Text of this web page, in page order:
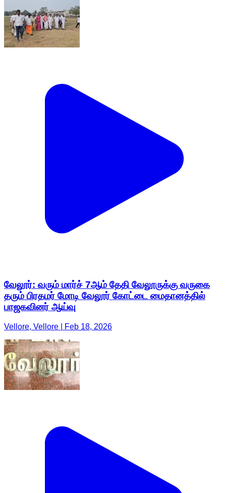
வேலூர்: வரும் மார்ச் 7ஆம் தேதி வேலூருக்கு வருகை
தரும் பிரதமர் மோடி வேலூர் கோட்டை மைதானத்தில்
பாஜகவினர் ஆய்வு
Vellore, Vellore | Feb 18, 2026